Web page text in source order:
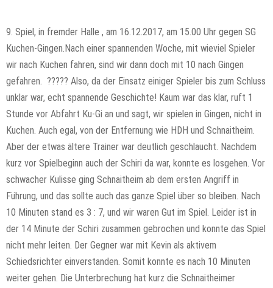
9. Spiel, in fremder Halle , am 16.12.2017, am 15.00 Uhr gegen SG
Kuchen-Gingen.Nach einer spannenden Woche, mit wieviel Spieler
wir nach Kuchen fahren, sind wir dann doch mit 10 nach Gingen
gefahren. ????? Also, da der Einsatz einiger Spieler bis zum Schluss
unklar war, echt spannende Geschichte! Kaum war das klar, ruft 1
Stunde vor Abfahrt Ku-Gi an und sagt, wir spielen in Gingen, nicht in
Kuchen. Auch egal, von der Entfernung wie HDH und Schnaitheim.
Aber der etwas ältere Trainer war deutlich geschlaucht. Nachdem
kurz vor Spielbeginn auch der Schiri da war, konnte es losgehen. Vor
schwacher Kulisse ging Schnaitheim ab dem ersten Angriff in
Führung, und das sollte auch das ganze Spiel über so bleiben. Nach
10 Minuten stand es 3 : 7, und wir waren Gut im Spiel. Leider ist in
der 14 Minute der Schiri zusammen gebrochen und konnte das Spiel
nicht mehr leiten. Der Gegner war mit Kevin als aktivem
Schiedsrichter einverstanden. Somit konnte es nach 10 Minuten
weiter gehen. Die Unterbrechung hat kurz die Schnaitheimer